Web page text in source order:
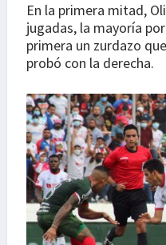
En la primera mitad,
jugadas, la mayoría
primera un zurdazo
probó con la derecha.